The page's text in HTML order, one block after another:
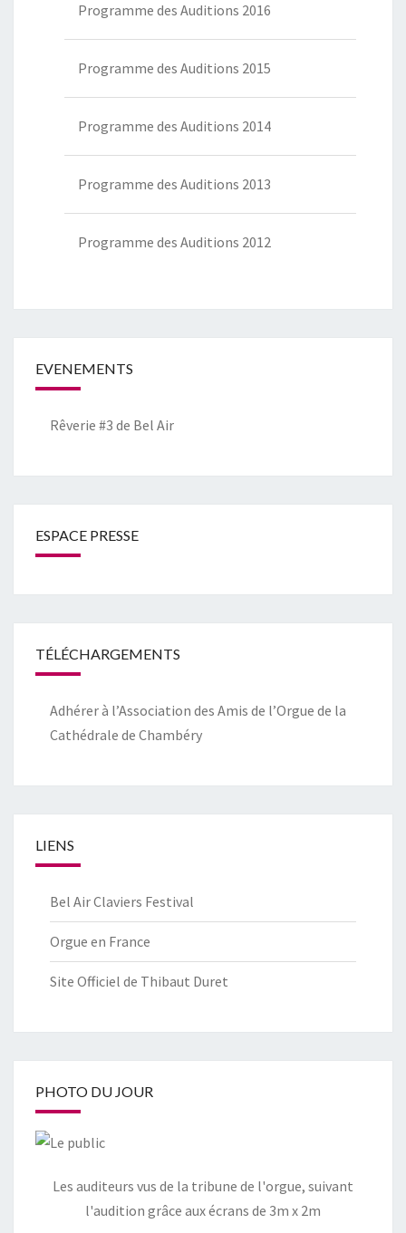
Programme des Auditions 2016
Programme des Auditions 2015
Programme des Auditions 2014
Programme des Auditions 2013
Programme des Auditions 2012
EVENEMENTS
Rêverie #3 de Bel Air
ESPACE PRESSE
TÉLÉCHARGEMENTS
Adhérer à l’Association des Amis de l’Orgue de la
Cathédrale de Chambéry
LIENS
Bel Air Claviers Festival
Orgue en France
Site Officiel de Thibaut Duret
PHOTO DU JOUR
Les auditeurs vus de la tribune de l'orgue, suivant
l'audition grâce aux écrans de 3m x 2m